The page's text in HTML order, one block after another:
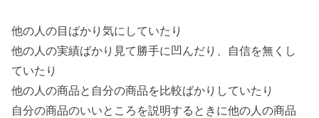
他の人の目ばかり気にしていたり
他の人の実績ばかり見て勝手に凹んだり、自信を無くし
ていたり
他の人の商品と自分の商品を比較ばかりしていたり
自分の商品のいいところを説明するときに他の人の商品